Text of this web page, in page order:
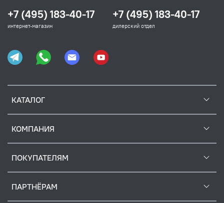
КАТАЛОГ
КОМПАНИЯ
ПОКУПАТЕЛЯМ
ПАРТНЁРАМ
+7 (495) 183-40-17
интернет-магазин
+7 (495) 183-40-17
дилерский отдел